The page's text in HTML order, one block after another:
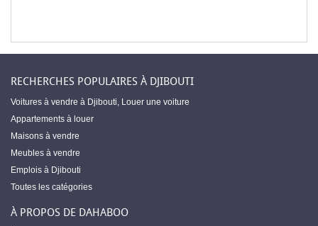
RECHERCHES POPULAIRES À DJIBOUTI
Voitures à vendre à Djibouti, Louer une voiture
Appartements à louer
Maisons à vendre
Meubles à vendre
Emplois à Djibouti
Toutes les catégories
À PROPOS DE DAHABOO